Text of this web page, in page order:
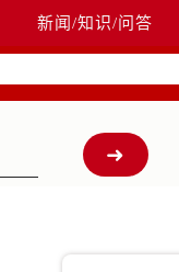
新闻/知识/问答